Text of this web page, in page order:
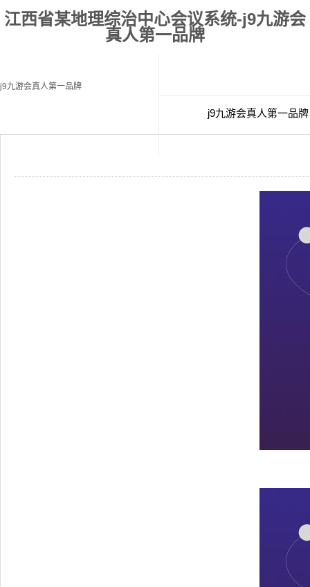
江西省某地理综治中心会议系统-j9九游会
真人第一品牌
j9九游会真人第一品牌
j9九游会真人第一品牌